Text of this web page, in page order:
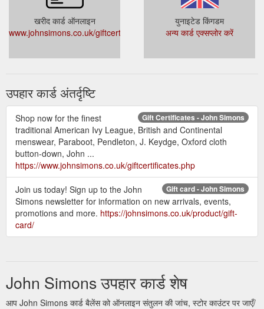
खरीद कार्ड ऑनलाइन
www.johnsimons.co.uk/giftcertificates.php
युनाइटेड किंगडम
अन्य कार्ड एक्सप्लोर करें
उपहार कार्ड अंतर्दृष्टि
Gift Certificates - John Simons
Shop now for the finest
traditional American Ivy League, British and Continental
menswear, Paraboot, Pendleton, J. Keydge, Oxford cloth
button-down, John ...
https://www.johnsimons.co.uk/giftcertificates.php
Gift card - John Simons
Join us today! Sign up to the John
Simons newsletter for information on new arrivals, events,
promotions and more. https://johnsimons.co.uk/product/gift-
card/
John Simons उपहार कार्ड शेष
आप John Simons कार्ड बैलेंस को ऑनलाइन संतुलन की जांच, स्टोर काउंटर पर जाएँ/